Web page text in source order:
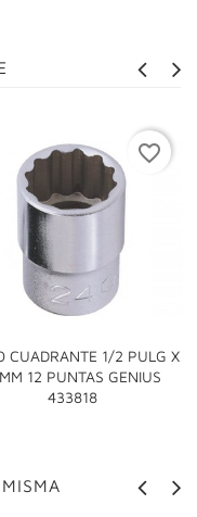
CUADRANTE 1/2 PULG X
12 PUNTAS GENIUS
433818
favorite_border